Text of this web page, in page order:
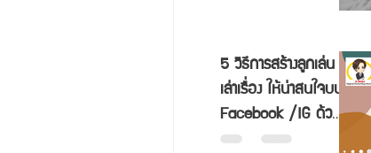
5 วิธีการสร้างลูกเล่น
เล่าเรื่อง ให้น่าสนใจบน
Facebook /IG ด้วย
Carousel Ads